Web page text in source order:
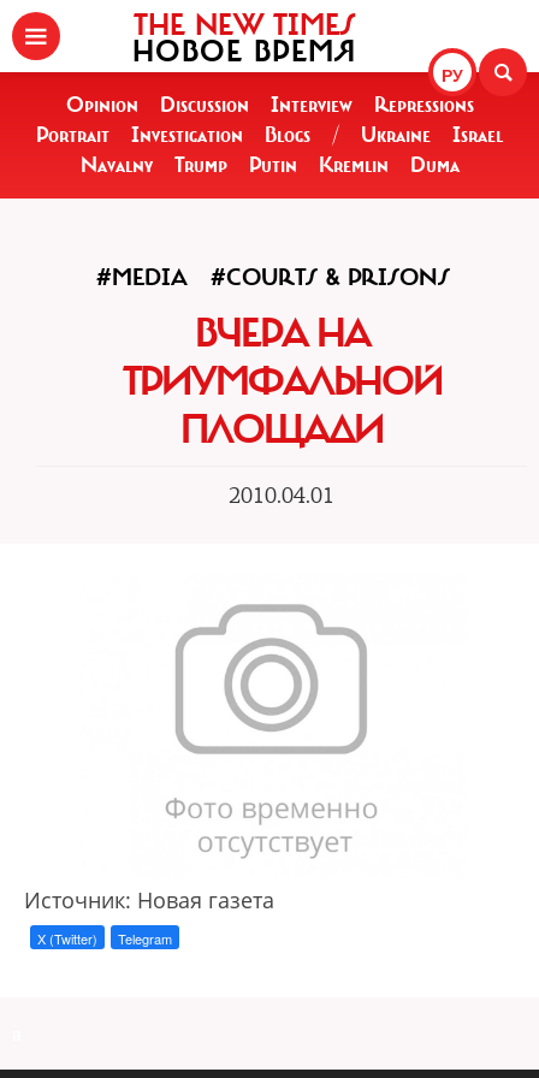
РУ
THE NEW TIMES
НОВОЕ ВРЕМЯ
Opinion Discussion Interview
Repressions
Portrait
Investigation Blogs / Ukraine
Israel
Navalny
Trump Putin Kremlin Duma
#MEDIA #COURTS & PRISONS
ВЧЕРА НА
ТРИУМФАЛЬНОЙ
ПЛОЩАДИ
2010.04.01
Источник: Новая газета
X (Twitter) Telegram